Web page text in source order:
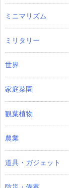
ミニマリズム
ミリタリー
世界
家庭菜園
観葉植物
農業
道具・ガジェット